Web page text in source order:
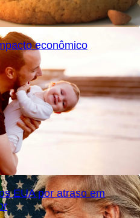
econômico
EUA por atraso em